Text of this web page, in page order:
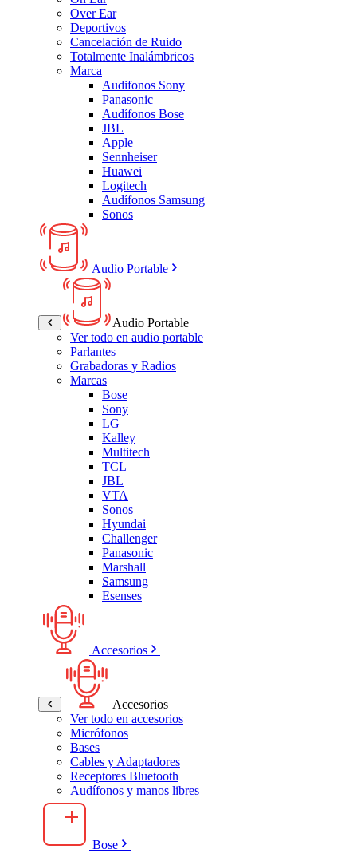
Over Ear
Deportivos
Cancelación de Ruido
Totalmente Inalámbricos
Marca
Audifonos Sony
Panasonic
Audífonos Bose
JBL
Apple
Sennheiser
Huawei
Logitech
Audífonos Samsung
Sonos
Audio Portable
Audio Portable
Ver todo en audio portable
Parlantes
Grabadoras y Radios
Marcas
Bose
Sony
LG
Kalley
Multitech
TCL
JBL
VTA
Sonos
Hyundai
Challenger
Panasonic
Marshall
Samsung
Esenses
Accesorios
Accesorios
Ver todo en accesorios
Micrófonos
Bases
Cables y Adaptadores
Receptores Bluetooth
Audífonos y manos libres
Bose